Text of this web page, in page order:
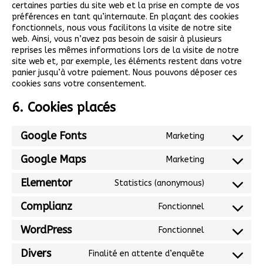
certaines parties du site web et la prise en compte de vos
préférences en tant qu’internaute. En plaçant des cookies
fonctionnels, nous vous facilitons la visite de notre site
web. Ainsi, vous n’avez pas besoin de saisir à plusieurs
reprises les mêmes informations lors de la visite de notre
site web et, par exemple, les éléments restent dans votre
panier jusqu’à votre paiement. Nous pouvons déposer ces
cookies sans votre consentement.
6. Cookies placés
Google Fonts Marketing
Google Maps Marketing
Elementor Statistics (anonymous)
Complianz Fonctionnel
WordPress Fonctionnel
Divers Finalité en attente d’enquête